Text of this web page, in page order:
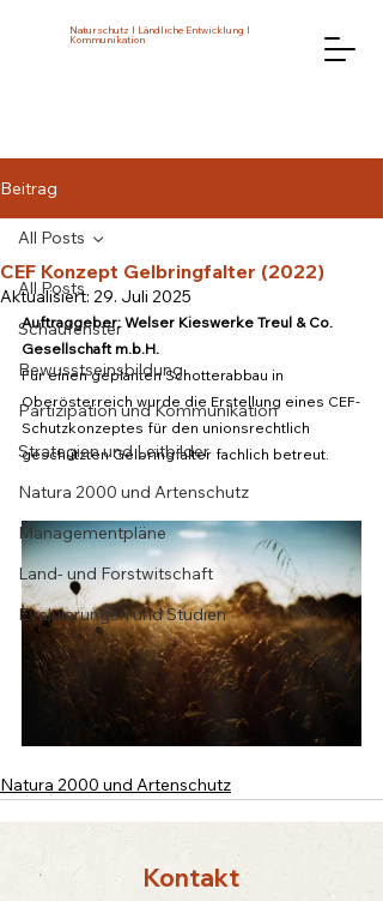
Naturschutz I Ländliche Entwicklung I
Kommunikation
Beitrag
All Posts
Schaufenster
Bewusstseinsbildung
Partizipation und Kommunikation
Strategien und Leitbilder
Natura 2000 und Artenschutz
Managementpläne
Land- und Forstwitschaft
Evaluierungen und Studien
All Posts
CEF Konzept Gelbringfalter (2022)
Aktualisiert: 29. Juli 2025
Auftraggeber: Welser Kieswerke Treul & Co.
Gesellschaft m.b.H.
Für einen geplanten Schotterabbau in
Oberösterreich wurde die Erstellung eines CEF-
Schutzkonzeptes für den unionsrechtlich
geschützten Gelbringfalter fachlich betreut.
Natura 2000 und Artenschutz
Kontakt